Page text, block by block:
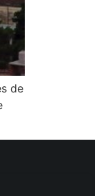
de